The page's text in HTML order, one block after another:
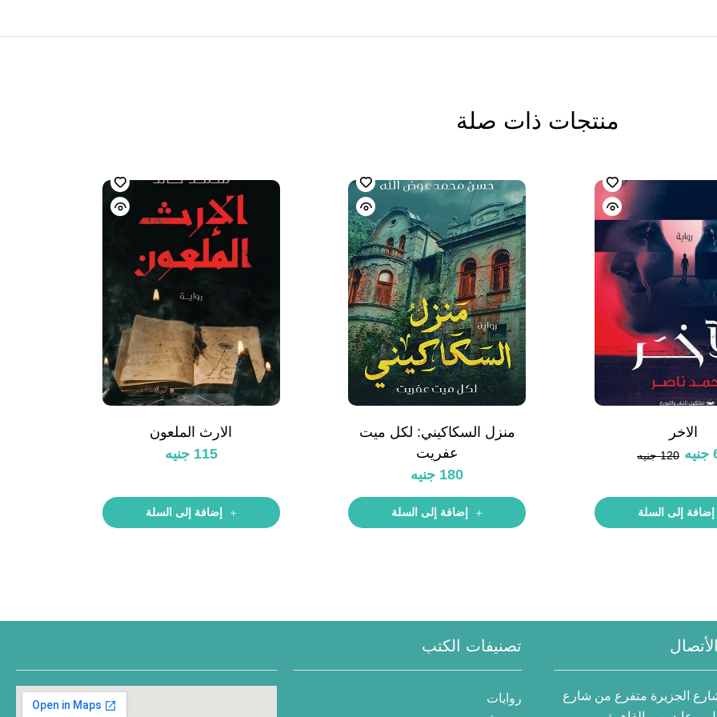
منتجات ذات صلة
الاخر
120 جنيه جنيه
إضافة إلى السلة
منزل السكاكيني: لكل ميت
عفريت
180 جنيه
إضافة إلى السلة
الارث الملعون
115 جنيه
إضافة إلى السلة
شارع الجزيرة متفرع من شارع
تصنيفات الكتب
روايات